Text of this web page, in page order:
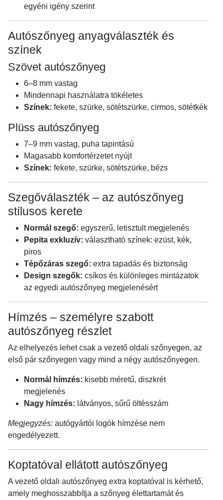
egyéni igény szerint
Autószőnyeg anyagválaszték és
színek
Szövet autószőnyeg
6–8 mm vastag
Mindennapi használatra tökéletes
Színek: fekete, szürke, sötétszürke, cirmos, sötétkék
Plüss autószőnyeg
7–9 mm vastag, puha tapintású
Magasabb komfortérzetet nyújt
Színek: fekete, szürke, sötétszürke, bézs
Szegőválaszték – az autószőnyeg
stílusos kerete
Normál szegő: egyszerű, letisztult megjelenés
Pepita exkluzív: választható színek: ezüst, kék,
piros
Tépőzáras szegő: extra tapadás és biztonság
Design szegők: csíkos és különleges mintázatok
az egyedi autószőnyeg megjelenésért
Hímzés – személyre szabott
autószőnyeg részlet
Az elhelyezés lehet csak a vezető oldali szőnyegen, az
első pár szőnyegen vagy mind a négy autószőnyegen.
Normál hímzés: kisebb méretű, diszkrét
megjelenés
Nagy hímzés: látványos, sűrű öltésszám
Megjegyzés: autógyártói logók hímzése nem
engedélyezett.
Koptatóval ellátott autószőnyeg
A vezető oldali autószőnyeg extra koptatóval is kérhető,
amely meghosszabbítja a szőnyeg élettartamát és